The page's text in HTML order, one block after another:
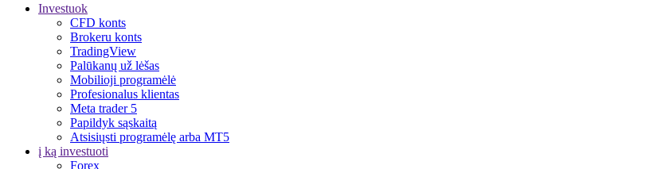
Investuok
CFD konts
Brokeru konts
TradingView
Palūkanų už lėšas
Mobilioji programėlė
Profesionalus klientas
Meta trader 5
Papildyk sąskaitą
Atsisiųsti programėlę arba MT5
į ką investuoti
Forex